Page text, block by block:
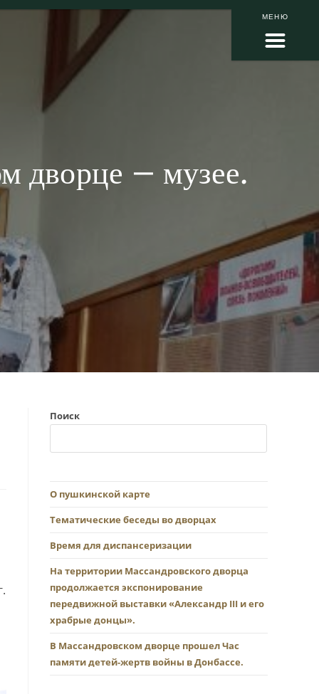
МЕНЮ
дворце – музее.
Поиск
О пушкинской карте
Тематические беседы во дворцах
Время для диспансеризации
На территории Массандровского дворца
продолжается экспонирование
передвижной выставки «Александр III и его
храбрые донцы».
В Массандровском дворце прошел Час
памяти детей-жертв войны в Донбассе.